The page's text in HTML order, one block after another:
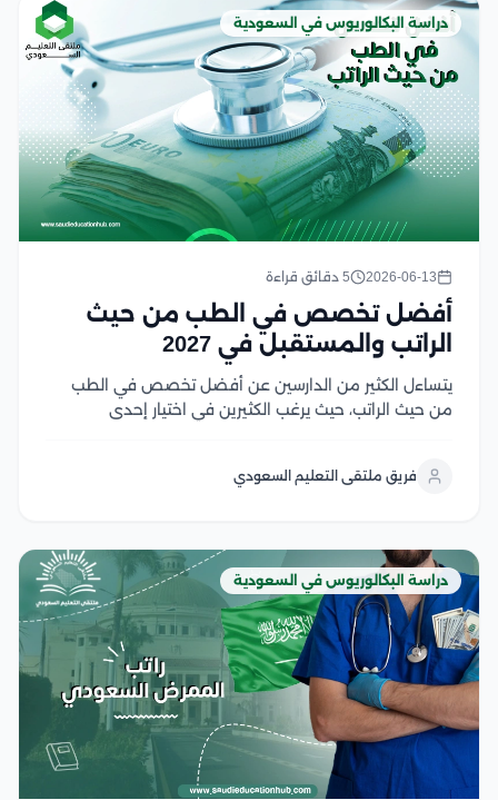
دراسة البكالوريوس في السعودية
2026-06-13 5 دقائق قراءة
أفضل تخصص في الطب من حيث
الراتب والمستقبل في 2027
يتساءل الكثير من الدارسين عن أفضل تخصص في الطب
من حيث الراتب، حيث يرغب الكثيرين في اختيار إحدى
الاعتبار أن تحديد إحدى التخصصات...
فريق ملتقى التعليم السعودي
دراسة البكالوريوس في السعودية